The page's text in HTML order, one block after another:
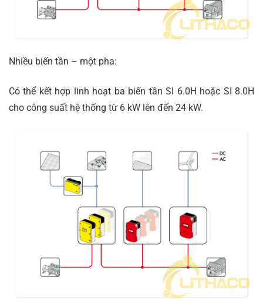
Nhiều biến tần – một pha:
Có thể kết hợp linh hoạt ba biến tần SI 6.0H hoặc SI 8.0H
cho công suất hệ thống từ 6 kW lên đến 24 kW.